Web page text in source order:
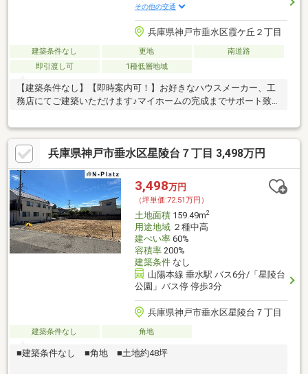
その他の交通
兵庫県神戸市垂水区霞ケ丘２丁目
建築条件なし 更地
南道路
即引渡し可
1種低層地域
【建築条件なし】【即時案内可！】お好きなハウスメーカー、工
務店にてご建築いただけます♪マイホームの完成までサポート致し
兵庫県神戸市垂水区星陵台７丁目 3,498万円
3,498万円
（坪単価:72.51万円）
土地面積159.49m2
用途地域２種中高
建ぺい率60%
容積率200%
建築条件なし
山陽本線 垂水駅 バス6分/「星陵台
公園」バス停 停歩3分
兵庫県神戸市垂水区星陵台７丁目
建築条件なし 角地
■建築条件なし ■角地 ■土地約48坪